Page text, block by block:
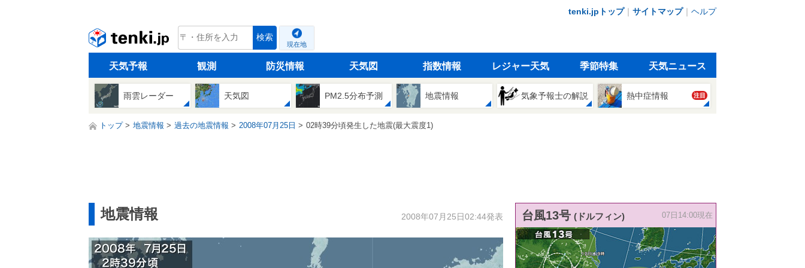
tenki.jpトップ｜ サイトマップ｜ ヘルプ
tenki.jp 検索
現在地
天気予報 観測 防災情報 天気図 指数情報 レジャー天気 季節特集 天気ニュース
雨雲レーダー 天気図 PM2.5分布予測 地震情報 気象予報士の解説 熱中症情報 注目
トップ 地震情報 過去の地震情報 2008年07月25日 02時39分頃発生した地震(最大震度1)
地震情報 2008年07月25日02:44発表 台風13号 (ドルフィン) 07日14:00現在